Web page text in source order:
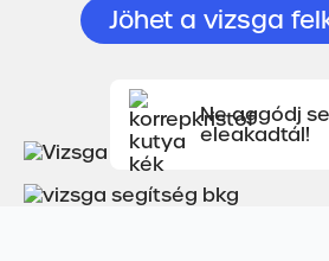
Jöhet a vizsga
Ne aggódj
eleakadtál!